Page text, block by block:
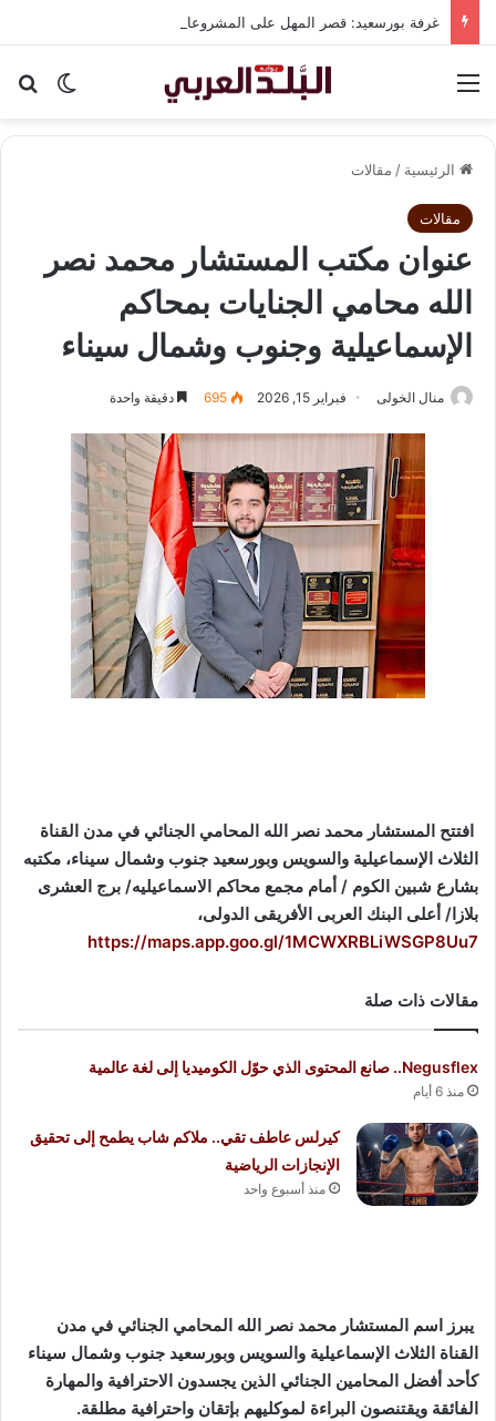
الوضع
الرئيسية / مقالات
مقالات
عنوان مكتب المستشار محمد نصر
الله محامي الجنايات بمحاكم
الإسماعيلية وجنوب وشمال سيناء
منال الخولى فبراير 15, 2026 695 دقيقة واحدة
افتتح المستشار محمد نصر الله المحامي الجنائي في مدن القناة
الثلاث الإسماعيلية والسويس وبورسعيد جنوب وشمال سيناء، مكتبه
بشارع شبين الكوم / أمام مجمع محاكم الاسماعيليه/ برج العشرى
بلازا/ أعلى البنك العربى الأفريقى الدولى،
https://maps.app.goo.gl/1MCWXRBLiWSGP8Uu7
مقالات ذات صلة
Negusflex.. صانع المحتوى الذي حوّل الكوميديا إلى لغة عالمية
منذ 6 أيام
كيرلس عاطف تقي.. ملاكم شاب يطمح إلى تحقيق
الإنجازات الرياضية
منذ أسبوع واحد
يبرز اسم المستشار محمد نصر الله المحامي الجنائي في مدن
القناة الثلاث الإسماعيلية والسويس وبورسعيد جنوب وشمال سيناء
كأحد أفضل المحامين الجنائي الذين يجسدون الاحترافية والمهارة
الفائقة ويقتنصون البراءة لموكليهم بإتقان واحترافية مطلقة.